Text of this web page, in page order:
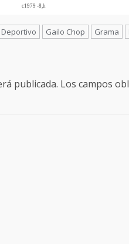
c1979 -8,h
Deportivo Gailo Chop Grama
publicada. Los campos